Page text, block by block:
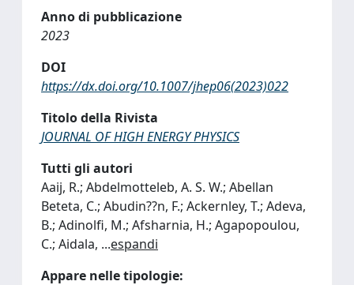
Anno di pubblicazione
2023
DOI
https://dx.doi.org/10.1007/jhep06(2023)022
Titolo della Rivista
JOURNAL OF HIGH ENERGY PHYSICS
Tutti gli autori
Aaij, R.; Abdelmotteleb, A. S. W.; Abellan
Beteta, C.; Abudin??n, F.; Ackernley, T.; Adeva,
B.; Adinolfi, M.; Afsharnia, H.; Agapopoulou,
C.; Aidala, ...espandi
Appare nelle tipologie: